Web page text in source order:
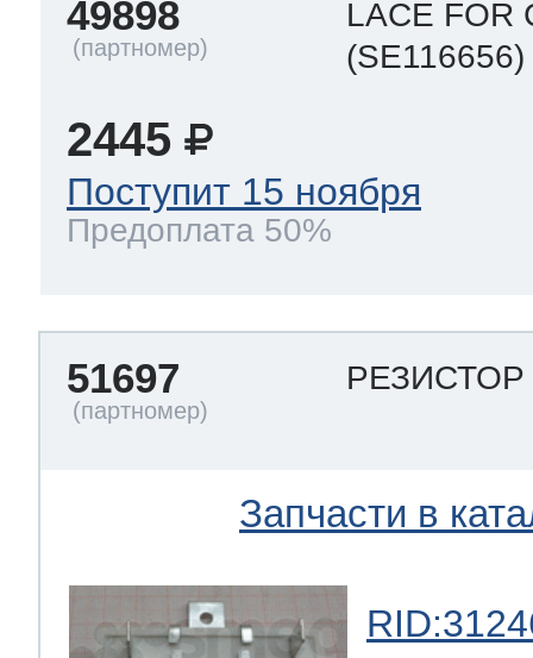
49898
LACE FOR
(SE116656)
2445
Поступит 15 ноября
Предоплата 50%
51697
Запчасти в